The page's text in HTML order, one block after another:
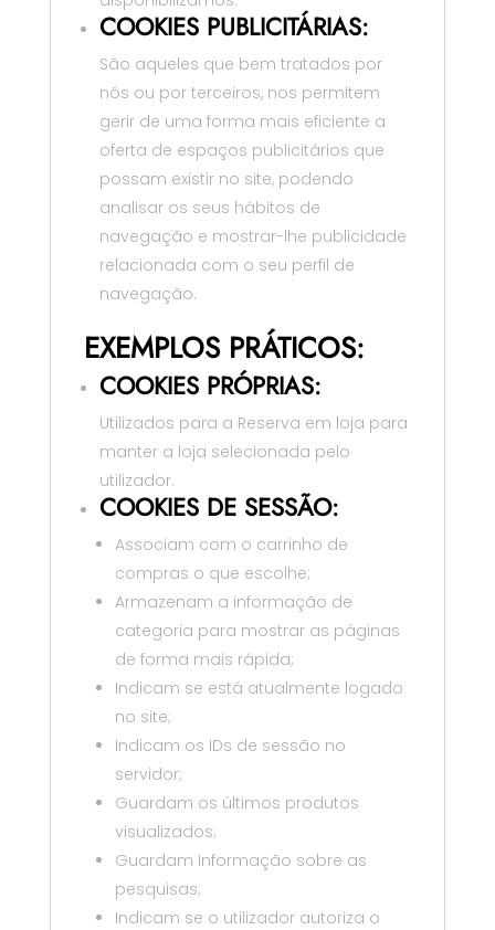
COOKIES PUBLICITÁRIAS:
São aqueles que bem tratados por
nós ou por terceiros, nos permitem
gerir de uma forma mais eficiente a
oferta de espaços publicitários que
possam existir no site, podendo
analisar os seus hábitos de
navegação e mostrar-lhe publicidade
relacionada com o seu perfil de
navegação.
EXEMPLOS PRÁTICOS:
COOKIES PRÓPRIAS:
Utilizados para a Reserva em loja para
manter a loja selecionada pelo
utilizador.
COOKIES DE SESSÃO:
Associam com o carrinho de
compras o que escolhe;
Armazenam a informação de
categoria para mostrar as páginas
de forma mais rápida;
Indicam se está atualmente logado
no site;
Indicam os IDs de sessão no
servidor;
Guardam os últimos produtos
visualizados;
Guardam Informação sobre as
pesquisas;
Indicam se o utilizador autoriza o